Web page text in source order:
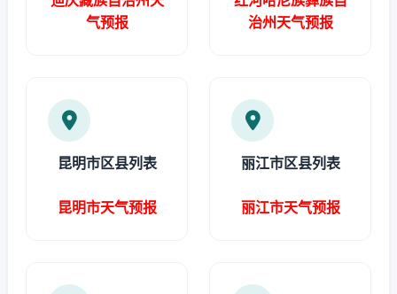
气预报
治州天气预报
昆明市区县列表
昆明市天气预报
丽江市区县列表
丽江市天气预报